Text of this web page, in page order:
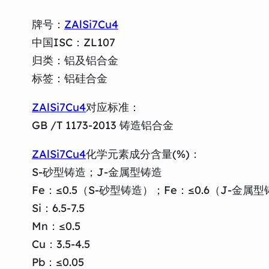
牌号： ZAlSi7Cu4
中国ISC：ZL107
归类：铝及铝合金
标签：铝硅合金
ZAlSi7Cu4对应标准：
GB /T 1173-2013 铸造铝合金
ZAlSi7Cu4化学元素成分含量(%)：
S-砂型铸造；J-金属型铸造
Fe：≤0.5（S-砂型铸造）；Fe：≤0.6（J-金属型
Si：6.5-7.5
Mn：≤0.5
Cu：3.5-4.5
Pb：≤0.05